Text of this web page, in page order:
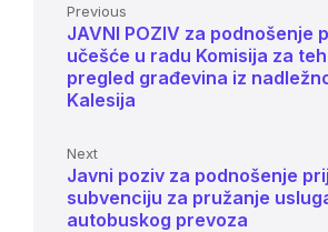
Previous
JAVNI POZIV za podnošenje
učešće u radu Komisija za
pregled građevina iz
Kalesija
Next
Javni poziv za podnošenje
subvenciju za pružanje
autobuskog prevoza